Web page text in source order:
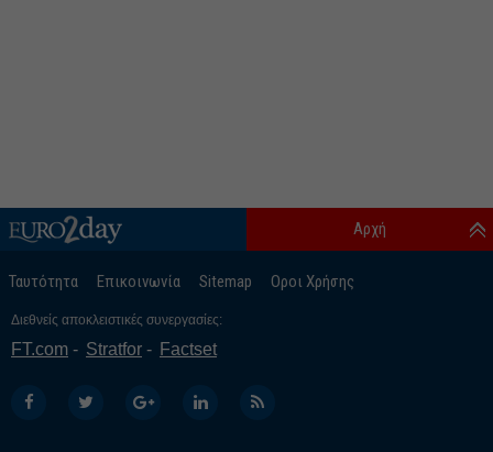
Ταυτότητα Επικοινωνία Sitemap Οροι Χρήσης
Αρχή
Διεθνείς αποκλειστικές συνεργασίες:
FT.com Stratfor Factset